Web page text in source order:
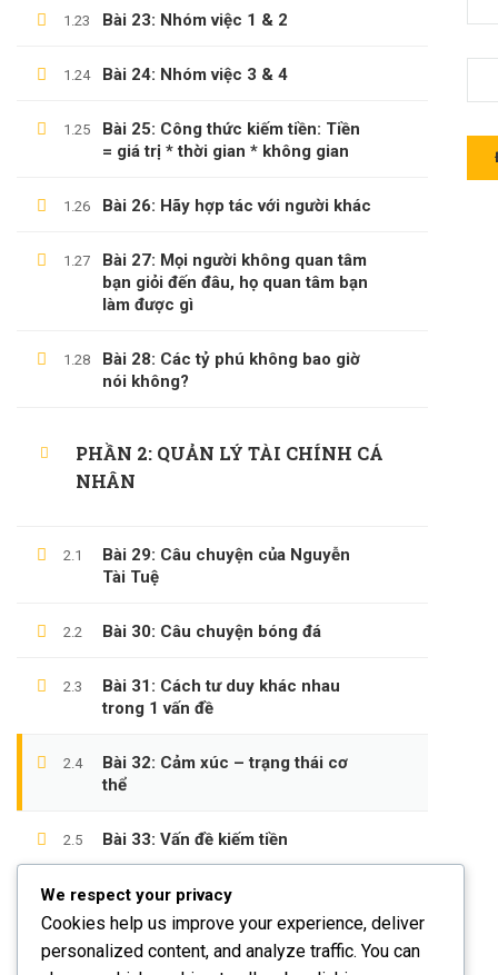
1.23 Bài 23: Nhóm việc 1 & 2
1.24 Bài 24: Nhóm việc 3 & 4
1.25
Bài 25: Công thức kiếm tiền: Tiền
= giá trị * thời gian * không gian
1.26 Bài 26: Hãy hợp tác với người khác
1.27
Bài 27: Mọi người không quan tâm
bạn giỏi đến đâu, họ quan tâm bạn
làm được gì
1.28
Bài 28: Các tỷ phú không bao giờ
nói không?
PHẦN 2: QUẢN LÝ TÀI CHÍNH CÁ
NHÂN
2.1
Bài 29: Câu chuyện của Nguyễn
Tài Tuệ
2.2 Bài 30: Câu chuyện bóng đá
2.3
Bài 31: Cách tư duy khác nhau
trong 1 vấn đề
2.4
Bài 32: Cảm xúc – trạng thái cơ
thể
2.5 Bài 33: Vấn đề kiếm tiền
2.6 Bài 34: Giữ tiền và nhân tiền
2.7 Bài 35: Nâng cao IQ
LÊ TRỌNG DUY
Giới Thiệu Về Website Học Online
Hợp Tác Giảng Dạy
THÔNG TIN HỖ TRỢ
Câu Hỏi Thường Gặp
Đăng Ký Affiliate
CÁC CHỦ ĐỀ
Sách
Phát Triển Bản Thân
BlogWe respect your privacy
Cookies help us improve your experience, deliver
personalized content, and analyze traffic. You can